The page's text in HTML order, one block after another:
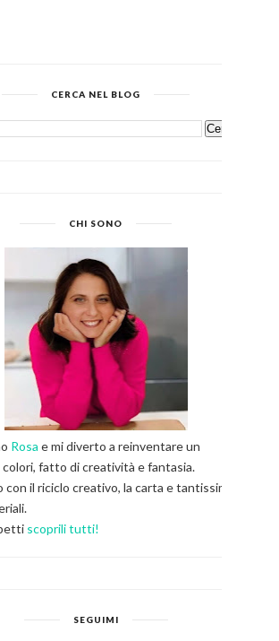
CERCA NEL BLOG
CHI SONO
Rosa e mi diverto a reinventare un
colori, fatto di creatività e fantasia.
con il riciclo creativo, la carta e tantissimi
scoprili tutti!
SEGUIMI